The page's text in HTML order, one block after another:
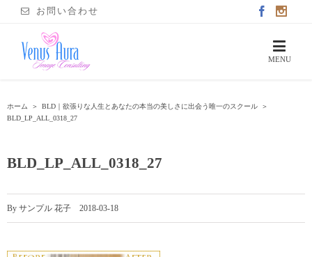
お問い合わせ
ホーム ＞ BLD｜欲張りな人生とあなたの本当の美しさに出会う唯一のスクール
＞
BLD_LP_ALL_0318_27
BLD_LP_ALL_0318_27
By サンプル 花子 2018-03-18